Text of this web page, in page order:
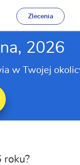
Zlecenia
2026
w Twojej
roku?